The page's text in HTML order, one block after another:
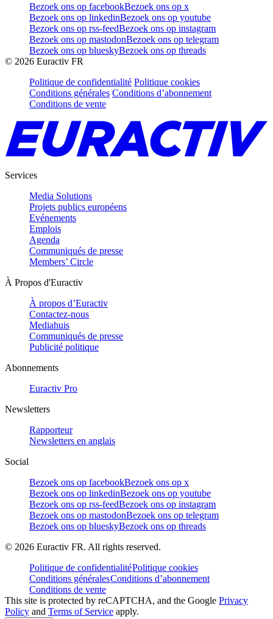
Bezoek ons op facebookBezoek ons op x
Bezoek ons op linkedinBezoek ons op youtube
Bezoek ons op rss-feedBezoek ons op instagram
Bezoek ons op mastodonBezoek ons op telegram
Bezoek ons op blueskyBezoek ons op threads
© 2026 Euractiv FR
Politique de confidentialité Politique cookies
Conditions générales Conditions d’abonnement
Conditions de vente
Services
Media Solutions
Projets publics européens
Evénements
Emplois
Agenda
Communiqués de presse
Members’ Circle
À Propos d'Euractiv
À propos d’Euractiv
Contactez-nous
Mediahuis
Communiqués de presse
Publicité politique
Abonnements
Euractiv Pro
Newsletters
Rapporteur
Newsletters en anglais
Social
Bezoek ons op facebookBezoek ons op x
Bezoek ons op linkedinBezoek ons op youtube
Bezoek ons op rss-feedBezoek ons op instagram
Bezoek ons op mastodonBezoek ons op telegram
Bezoek ons op blueskyBezoek ons op threads
© 2026 Euractiv FR. All rights reserved.
Politique de confidentialitéPolitique cookies
Conditions généralesConditions d’abonnement
Conditions de vente
This site is protected by reCAPTCHA, and the Google Privacy
Policy and Terms of Service apply.